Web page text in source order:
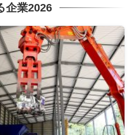
企業2026